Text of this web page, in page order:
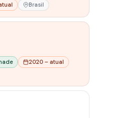
Brasil
2020 – atual